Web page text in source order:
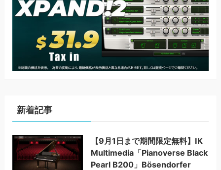
新着記事
【9月1日まで期間限定無料】IK
Multimedia「Pianoverse Black
Pearl B200」Bösendorfer